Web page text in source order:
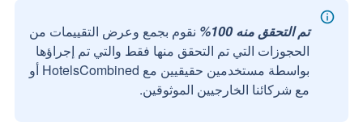
تم التحقق منه 100%
نقوم بجمع وعرض التقييمات من
الحجوزات التي تم التحقق منها فقط والتي تم إجراؤها
بواسطة مستخدمين حقيقيين مع HotelsCombined أو
مع شركائنا الخارجيين الموثوقين.